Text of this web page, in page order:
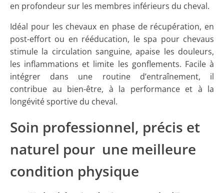
en profondeur sur les membres inférieurs du cheval.
Idéal pour les chevaux en phase de récupération, en
post-effort ou en rééducation, le spa pour chevaus
stimule la circulation sanguine, apaise les douleurs,
les inflammations et limite les gonflements. Facile à
intégrer dans une routine d’entraînement, il
contribue au bien-être, à la performance et à la
longévité sportive du cheval.
Soin professionnel, précis et
naturel pour une meilleure
condition physique